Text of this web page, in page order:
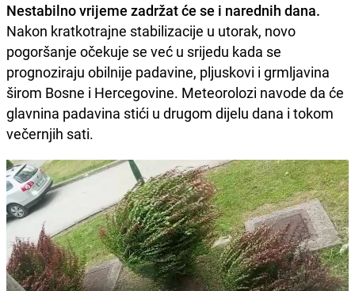
Nestabilno vrijeme zadržat će se i narednih dana.
Nakon kratkotrajne stabilizacije u utorak, novo
pogoršanje očekuje se već u srijedu kada se
prognoziraju obilnije padavine, pljuskovi i grmljavina
širom Bosne i Hercegovine. Meteorolozi navode da će
glavnina padavina stići u drugom dijelu dana i tokom
večernjih sati.